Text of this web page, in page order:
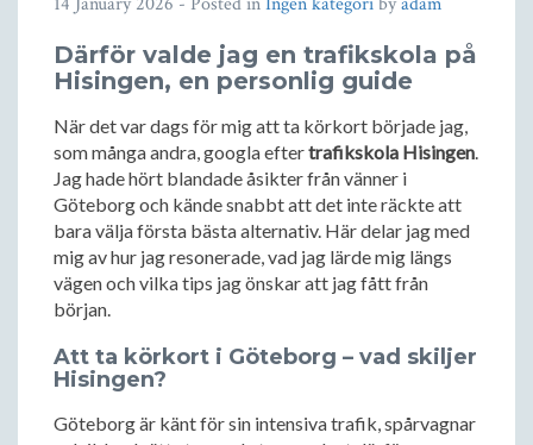
Därför valde jag en trafikskola på
Hisingen, en personlig guide
När det var dags för mig att ta körkort började jag,
som många andra, googla eftertrafikskola Hisingen.
Jag hade hört blandade åsikter från vänner i
Göteborg och kände snabbt att det inte räckte att
bara välja första bästa alternativ. Här delar jag med
mig av hur jag resonerade, vad jag lärde mig längs
vägen och vilka tips jag önskar att jag fått från
början.
Att ta körkort i Göteborg – vad skiljer
Hisingen?
Göteborg är känt för sin intensiva trafik, spårvagnar